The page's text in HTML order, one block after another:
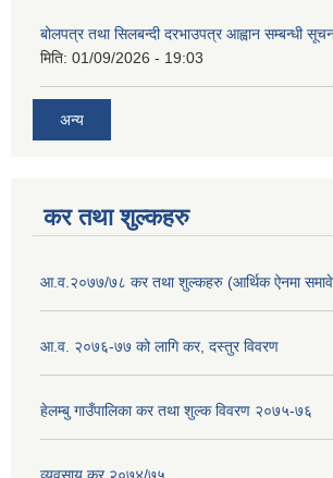
बोलपत्र तथा सिलबन्दी दरभाउपत्र आह्वान सम्बन्धी
मिति: 01/09/2026 - 19:03
अन्य
कर तथा शुल्कहरु
आ.व.२०७७/७८ कर तथा शुल्कहरु (आर्थिक ऐनमा
आ.व. २०७६-७७ को लागि कर, दस्तुर विवरण
हेलम्बु गाउँपालिका कर तथा शुल्क विवरण २०७५-७६